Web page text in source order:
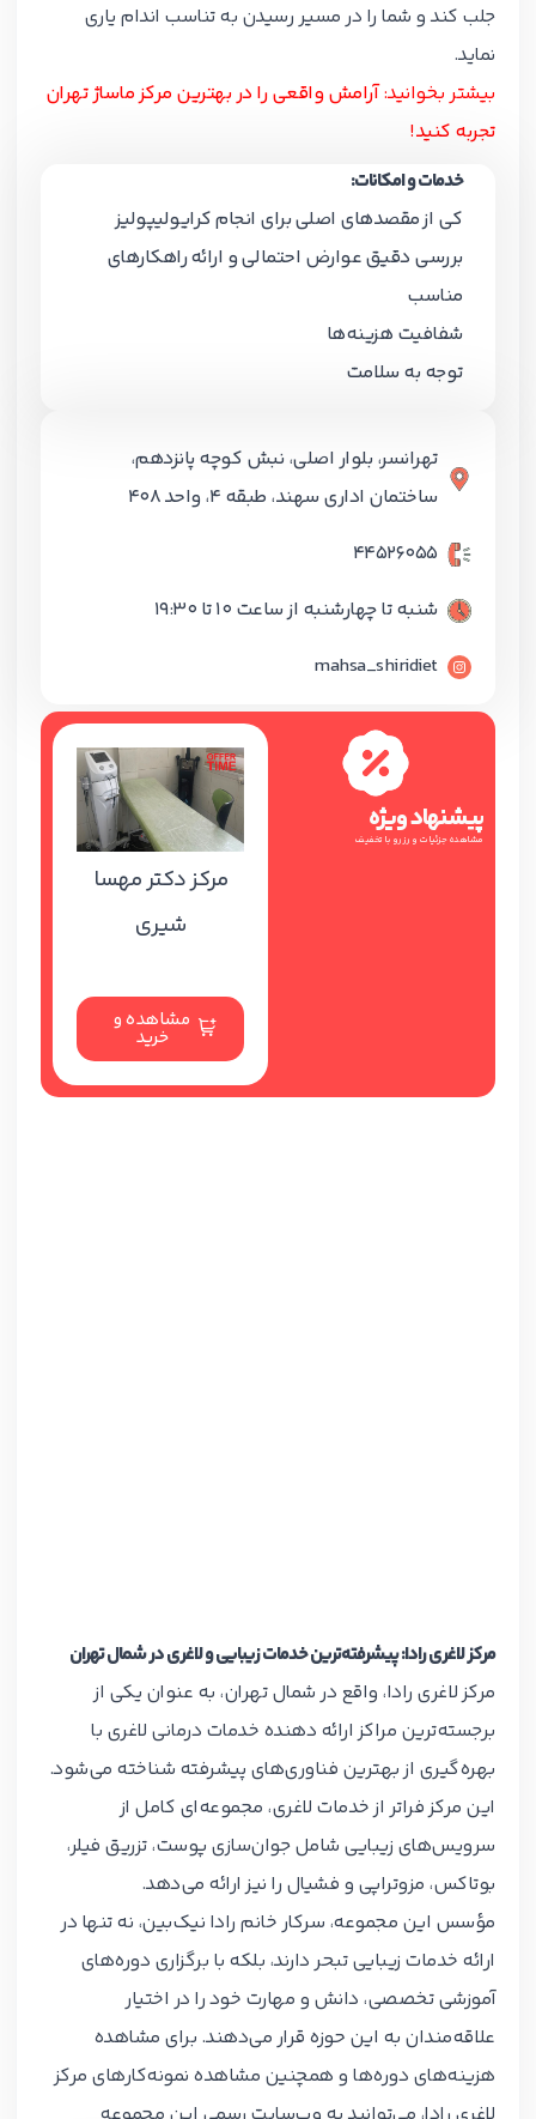
جلب کند و شما را در مسیر رسیدن به تناسب اندام یاری
نماید.
بیشتر بخوانید:آرامش واقعی را در بهترین مرکز ماساژ تهران
تجربه کنید!
خدمات و امکانات:
کی از مقصدهای اصلی برای انجام کرایولیپولیز
بررسی دقیق عوارض احتمالی و ارائه راهکارهای
مناسب
شفافیت هزینه‌ها
توجه به سلامت
تهرانسر، بلوار اصلی، نبش کوچه پانزدهم،
ساختمان اداری سهند، طبقه ۴، واحد ۴۰۸
۴۴۵۲۶۰۵۵
شنبه تا چهارشنبه از ساعت 10 تا 19:30
mahsa_shiridiet
پیشنهاد ویژه
مشاهده جزئیات و رزرو با تخفیف
مرکز دکتر مهسا
شیری
مشاهده و
خرید
مرکز لاغری رادا: پیشرفته‌ترین خدمات زیبایی و لاغری در شمال تهران
مرکز لاغری رادا، واقع در شمال تهران، به عنوان یکی از
برجسته‌ترین مراکز ارائه دهنده خدمات درمانی لاغری با
بهره‌گیری از بهترین فناوری‌های پیشرفته شناخته می‌شود.
این مرکز فراتر از خدمات لاغری، مجموعه‌ای کامل از
سرویس‌های زیبایی شامل جوان‌سازی پوست، تزریق فیلر،
بوتاکس، مزوتراپی و فشیال را نیز ارائه می‌دهد.
مؤسس این مجموعه، سرکار خانم رادا نیک‌بین، نه تنها در
ارائه خدمات زیبایی تبحر دارند، بلکه با برگزاری دوره‌های
آموزشی تخصصی، دانش و مهارت خود را در اختیار
علاقه‌مندان به این حوزه قرار می‌دهند. برای مشاهده
هزینه‌های دوره‌ها و همچنین مشاهده نمونه‌کارهای مرکز